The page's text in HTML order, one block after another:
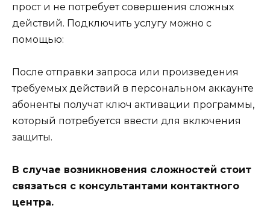
прост и не потребует совершения сложных
действий. Подключить услугу можно с
помощью:
После отправки запроса или произведения
требуемых действий в персональном аккаунте
абоненты получат ключ активации программы,
который потребуется ввести для включения
защиты.
В случае возникновения сложностей стоит
связаться с консультантами контактного
центра.